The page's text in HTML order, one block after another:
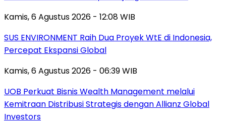
Kamis, 6 Agustus 2026 - 12:08 WIB
SUS ENVIRONMENT Raih Dua Proyek WtE di Indonesia,
Percepat Ekspansi Global
Kamis, 6 Agustus 2026 - 06:39 WIB
UOB Perkuat Bisnis Wealth Management melalui
Kemitraan Distribusi Strategis dengan Allianz Global
Investors